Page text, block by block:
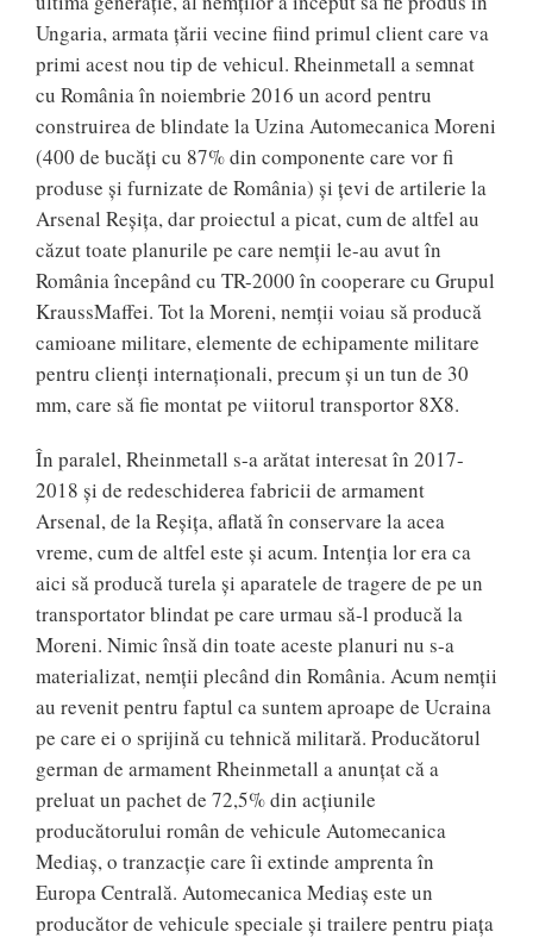
Ungaria, armata țării vecine fiind primul client care va
primi acest nou tip de vehicul. Rheinmetall a semnat
cu România în noiembrie 2016 un acord pentru
construirea de blindate la Uzina Automecanica Moreni
(400 de bucăți cu 87% din componente care vor fi
produse și furnizate de România) și țevi de artilerie la
Arsenal Reșița, dar proiectul a picat, cum de altfel au
căzut toate planurile pe care nemții le-au avut în
România începând cu TR-2000 în cooperare cu Grupul
KraussMaffei. Tot la Moreni, nemții voiau să producă
camioane militare, elemente de echipamente militare
pentru clienți internaționali, precum și un tun de 30
mm, care să fie montat pe viitorul transportor 8X8.
În paralel, Rheinmetall s-a arătat interesat în 2017-
2018 și de redeschiderea fabricii de armament
Arsenal, de la Reșița, aflată în conservare la acea
vreme, cum de altfel este și acum. Intenția lor era ca
aici să producă turela și aparatele de tragere de pe un
transportator blindat pe care urmau să-l producă la
Moreni. Nimic însă din toate aceste planuri nu s-a
materializat, nemții plecând din România. Acum nemții
au revenit pentru faptul ca suntem aproape de Ucraina
pe care ei o sprijină cu tehnică militară. Producătorul
german de armament Rheinmetall a anunţat că a
preluat un pachet de 72,5% din acţiunile
producătorului român de vehicule Automecanica
Mediaş, o tranzacţie care îi extinde amprenta în
Europa Centrală. Automecanica Mediaş este un
producător de vehicule speciale şi trailere pentru piaţa